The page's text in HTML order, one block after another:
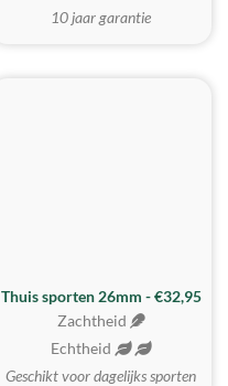
10 jaar garantie
Thuis sporten 26mm - €32,95
Zachtheid
Echtheid
Geschikt voor dagelijks sporten